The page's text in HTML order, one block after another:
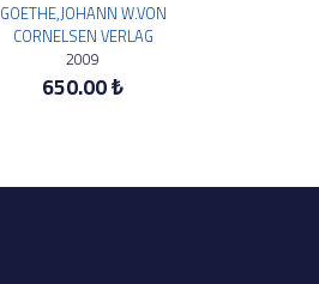
GOETHE,JOHANN W.VON
CORNELSEN VERLAG
2009
650.00 ₺